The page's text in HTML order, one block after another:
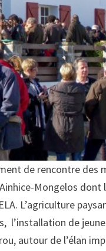
de rencontre des
Mongelos
L’agriculture
l’installation de
autour de l’élan